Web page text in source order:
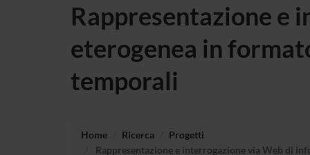
Rappresentazione e
eterogenea in
temporali
Home Ricerca
Progetti
Rappresentazione e interrogazione via Web di